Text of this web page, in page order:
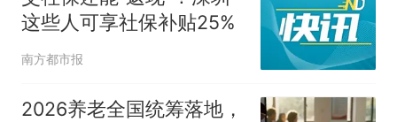
这些人可享社保补贴25%
南方都市报
2026养老全国统筹落地，